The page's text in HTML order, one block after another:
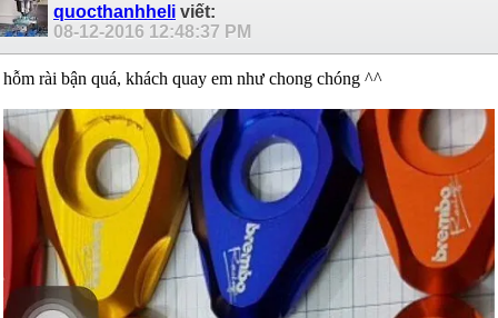
quocthanhheli viết:
08-12-2016 12:48:37 PM
hỗm rài bận quá, khách quay em như chong chóng ^^